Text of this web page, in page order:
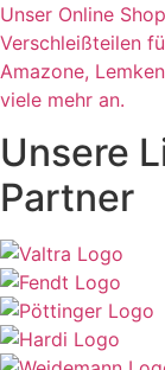
Unser Online
Verschleißteilen
Amazone,
viele mehr an.
Unsere
Partner